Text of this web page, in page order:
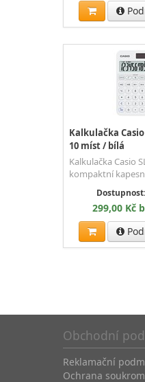
Kalkulačka Casio
10 míst / bílá
Kalkulačka Casio
kompaktní
Dostupnost:
299,00 Kč
Obchodní
Reklamační
Ochrana